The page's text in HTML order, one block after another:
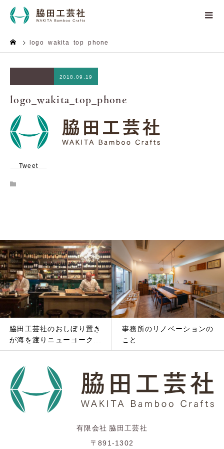
logo_wakita_top_phone
2018.09.19
logo_wakita_top_phone
Tweet
脇田工芸社のおしぼり置き
が海を渡りニューヨーク...
事務所のリノベーションの
こと
有限会社 脇田工芸社
〒891-1302